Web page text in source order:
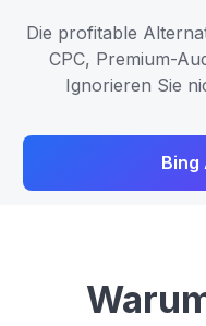
Die profitable
CPC, Premium-
Ignorieren Sie